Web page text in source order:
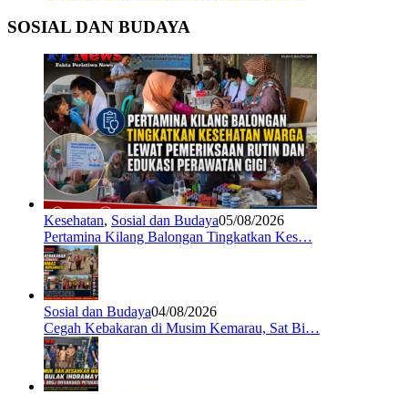
SOSIAL DAN BUDAYA
Kesehatan, Sosial dan Budaya05/08/2026
Pertamina Kilang Balongan Tingkatkan Kes…
Sosial dan Budaya04/08/2026
Cegah Kebakaran di Musim Kemarau, Sat Bi…